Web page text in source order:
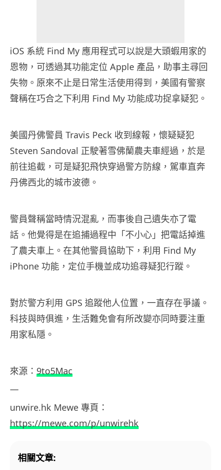
iOS 系統 Find My 應用程式可以說是大頭蝦用家的
恩物，可透過其功能定位 Apple 產品，助事主尋回
失物。原來不止是日常生活使用得到，美國有警察
聲稱在巧合之下利用 Find My 功能成功捉拿疑犯。
美國丹佛警員 Travis Peck 收到線報，懷疑疑犯
Steven Sandoval 正駛著雪佛蘭農夫車經過，於是
前往追截，可是疑犯飛快穿過警方防線，駕車直奔
丹佛西北的城市波德。
警員聲稱當時情況混亂，而事後自己遺失亦了電
話。他覺得是在追捕過程中「不小心」把電話掉進
了農夫車上。在其他警員協助下，利用 Find My
iPhone 功能，定位手機並成功追尋疑犯行蹤。
對於警方利用 GPS 追蹤他人位置，一直存在爭議。
科技與時俱進，生活難免會有所改變亦同時要注重
用家私隱。
來源： 9to5Mac
—
unwire.hk Mewe 專頁：
https://mewe.com/p/unwirehk
相關文章: